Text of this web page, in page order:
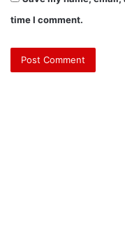
time I comment.